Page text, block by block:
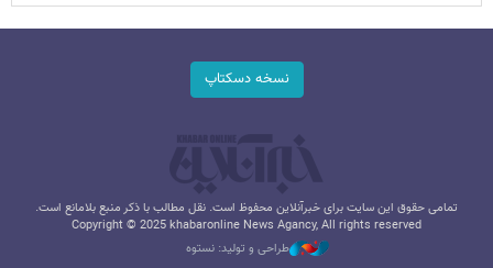
نسخه دسکتاپ
تمامی حقوق این سایت برای خبرآنلاین محفوظ است. نقل مطالب با ذکر منبع بلامانع است.
Copyright © 2025 khabaronline News Agancy, All rights reserved
طراحی و تولید: نستوه